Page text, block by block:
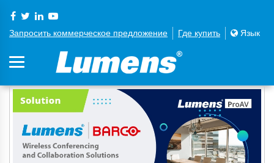
Запросить коммерческое предложение Где купить Язык